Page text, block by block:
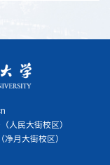
人民大街校区）
月大街校区）